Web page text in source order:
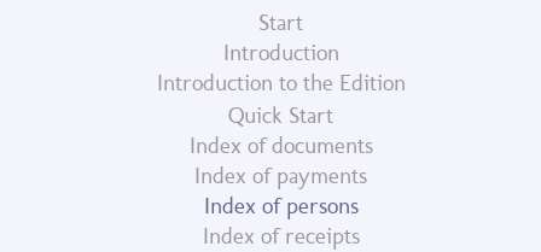
Start
Introduction
Introduction to the Edition
Quick Start
Index of documents
Index of payments
Index of persons
Index of receipts